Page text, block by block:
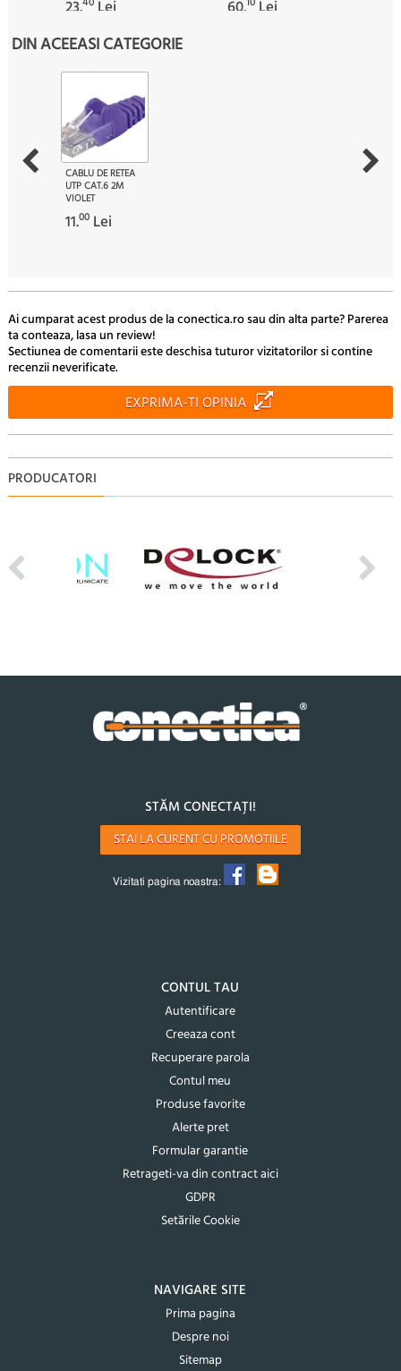
23. Lei 60. Lei
DIN ACEEASI CATEGORIE
CABLU DE RETEA
UTP CAT.6 2M
VIOLET
11.00 Lei
Ai cumparat acest produs de la conectica.ro sau din alta parte? Parerea
ta conteaza, lasa un review!
Sectiunea de comentarii este deschisa tuturor vizitatorilor si contine
recenzii neverificate.
EXPRIMA-TI OPINIA
PRODUCATORI
STĂM CONECTAȚI!
STAI LA CURENT CU PROMOTIILE
Vizitati pagina noastra:
CONTUL TAU
Autentificare
Creeaza cont
Recuperare parola
Contul meu
Produse favorite
Alerte pret
Formular garantie
Retrageti-va din contract aici
GDPR
Setările Cookie
NAVIGARE SITE
Prima pagina
Despre noi
Sitemap